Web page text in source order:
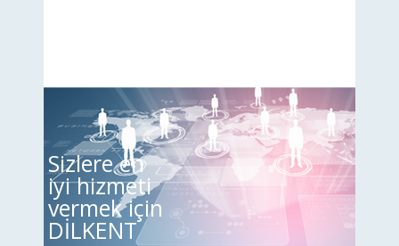
Sizlere en
iyi hizmeti
vermek için
DİLKENT